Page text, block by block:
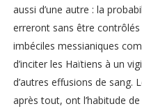
aussi d’une autre : la
erreront sans être contrôlés
imbéciles messianiques
d’inciter les Haïtiens à un
d’autres effusions de sang.
après tout, ont l’habitude